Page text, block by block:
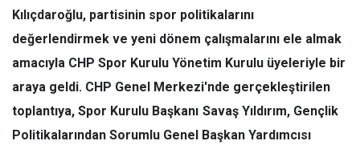
Kılıçdaroğlu, partisinin spor politikalarını
değerlendirmek ve yeni dönem çalışmalarını ele almak
amacıyla CHP Spor Kurulu Yönetim Kurulu üyeleriyle bir
araya geldi. CHP Genel Merkezi'nde gerçekleştirilen
toplantıya, Spor Kurulu Başkanı Savaş Yıldırım, Gençlik
Politikalarından Sorumlu Genel Başkan Yardımcısı